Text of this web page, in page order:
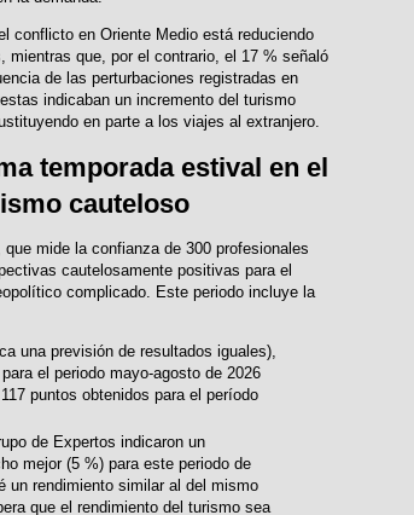
conflicto en Oriente Medio está reduciendo
que, por el contrario, el 17 % señaló
de las perturbaciones registradas en
indicaban un incremento del turismo
en parte a los viajes al extranjero.
temporada estival en el
cauteloso
mide la confianza de 300 profesionales
cautelosamente positivas para el
complicado. Este periodo incluye la
una previsión de resultados iguales),
el periodo mayo-agosto de 2026
puntos obtenidos para el período
de Expertos indicaron un
mejor (5 %) para este periodo de
un rendimiento similar al del mismo
que el rendimiento del turismo sea